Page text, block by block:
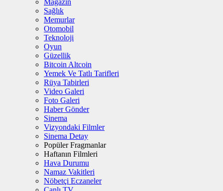
Magazin
Sağlık
Memurlar
Otomobil
Teknoloji
Oyun
Güzellik
Bitcoin Altcoin
Yemek Ve Tatlı Tarifleri
Rüya Tabirleri
Video Galeri
Foto Galeri
Haber Gönder
Sinema
Vizyondaki Filmler
Sinema Detay
Popüler Fragmanlar
Haftanın Filmleri
Hava Durumu
Namaz Vakitleri
Nöbetçi Eczaneler